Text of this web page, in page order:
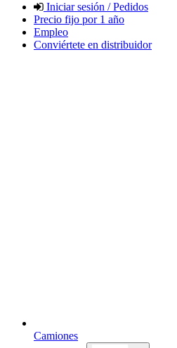
Iniciar sesión / Pedidos
Precio fijo por 1 año
Empleo
Conviértete en distribuidor
Camiones